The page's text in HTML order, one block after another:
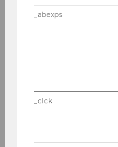
re In­for­ma­tio­nen
http://www.wu-​
Wir bit­ten
ber um
und
von Auswahl-​ und
ent­ste­hen, nicht
ver­si­tät Wien
_abexps
_clck